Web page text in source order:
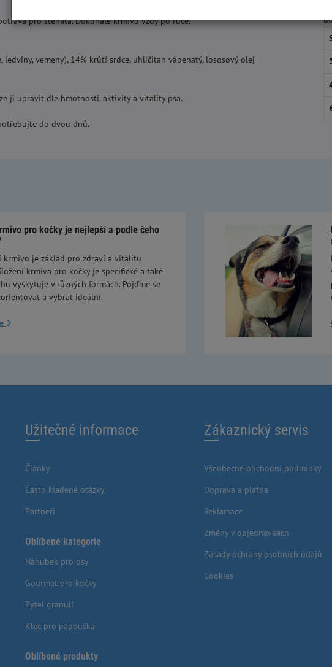
potrava pro štěňata. Dokonalé krmivo vždy po ruce.
ledviny, vemeny), 14% krůtí srdce, uhličitan vápenatý, lososový olej
ji upravit dle hmotnosti, aktivity a vitality psa.
do dvou dnů.
pro kočky je nejlepší a podle čeho
krmivo je základ pro zdraví a vitalitu
krmiva pro kočky je specifické a také
vyskytuje v různých formách. Pojďme se
a vybrat ideální.
Užitečné informace
Články
Často kladené otázky
Partneři
Oblíbené kategorie
Náhubek pro psy
Gourmet pro kočky
Pytel granulí
Klec pro papouška
Oblíbené produkty
Zákaznický servis
Všeobecné obchodní podmínky
Doprava a platba
Reklamace
Změny v objednávkách
Zásady ochrany osobních údajů
Cookies